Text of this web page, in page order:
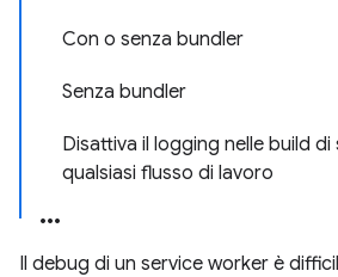
Con o senza bundler
Senza bundler
Disattiva il logging nelle build di
qualsiasi flusso di lavoro
Il debug di un service worker è